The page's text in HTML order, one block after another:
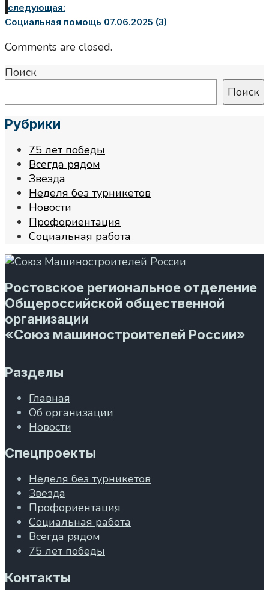
следующая:
Социальная помощь 07.06.2025 (3)
Comments are closed.
Поиск
Поиск
Рубрики
75 лет победы
Всегда рядом
Звезда
Неделя без турникетов
Новости
Профориентация
Социальная работа
Ростовское региональное отделение
Общероссийской общественной
организации
«Союз машиностроителей России»
Разделы
Главная
Об организации
Новости
Спецпроекты
Неделя без турникетов
Звезда
Профориентация
Социальная работа
Всегда рядом
75 лет победы
Контакты